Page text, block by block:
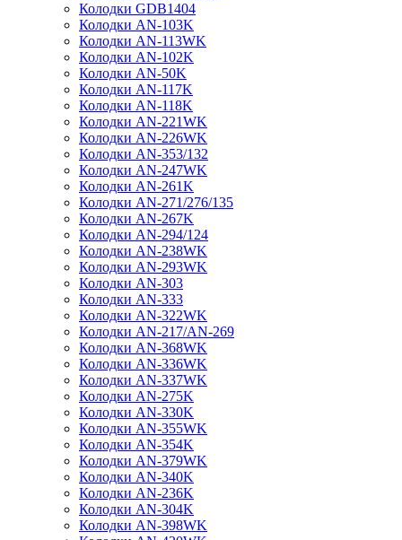
Колодки GDB1404
Колодки AN-103K
Колодки AN-113WK
Колодки AN-102K
Колодки AN-50K
Колодки AN-117K
Колодки AN-118K
Колодки AN-221WK
Колодки AN-226WK
Колодки AN-353/132
Колодки AN-247WK
Колодки AN-261K
Колодки AN-271/276/135
Колодки AN-267K
Колодки AN-294/124
Колодки AN-238WK
Колодки AN-293WK
Колодки AN-303
Колодки AN-333
Колодки AN-322WK
Колодки AN-217/AN-269
Колодки AN-368WK
Колодки AN-336WK
Колодки AN-337WK
Колодки AN-275K
Колодки AN-330K
Колодки AN-355WK
Колодки AN-354K
Колодки AN-379WK
Колодки AN-340K
Колодки AN-236K
Колодки AN-304K
Колодки AN-398WK